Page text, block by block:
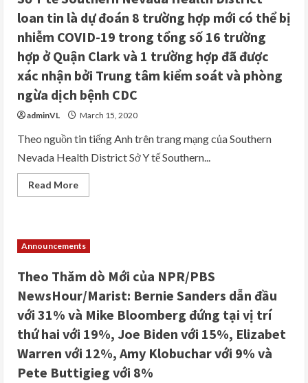
loan
tin
vào
ngày
16
tháng
3
năm
2020
tổng
cộng
trường
COVID-
19
tại
Clark
trong
đó
dân
quận
ở
độ
tuổi
60
chết
sau
khi
nhập
viện
loan tin là dự đoán 8 trường hợp mới có thể bị
nhiễm COVID-19 trong tổng số 16 trường
hợp ở Quận Clark và 1 trường hợp đã được
xác nhận bởi Trung tâm kiểm soát và phòng
ngừa dịch bệnh CDC
adminVL March 15, 2020
Theo nguồn tin tiếng Anh trên trang mạng của Southern
Nevada Health District Sở Y tế Southern...
Read MoreRead
more
Southern
Nevada
District
loan
tin
là
dự
đoán
8
trường
hợp
mới
có
thể
Announcements
Theo Thăm dò Mới của NPR/PBS
NewsHour/Marist: Bernie Sanders dẫn đầu
với 31% và Mike Bloomberg đứng tại vị trí
thứ hai với 19%, Joe Biden với 15%, Elizabet
Warren với 12%, Amy Klobuchar với 9% và
Pete Buttigieg với 8%